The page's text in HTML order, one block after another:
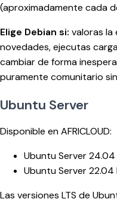
(aproximadamente cada
Elige Debian si: valoras la
novedades, ejecutas
cambiar de forma
puramente comunitario
Ubuntu Server
Disponible en AFRICLOUD:
Ubuntu Server 24.04
Ubuntu Server 22.04
Las versiones LTS de